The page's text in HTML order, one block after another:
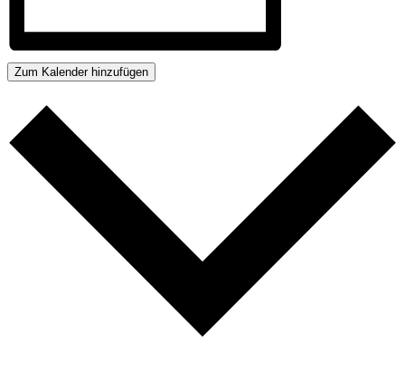
Zum Kalender hinzufügen